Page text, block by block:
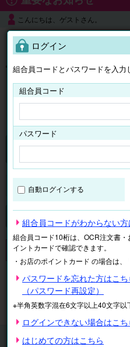
こんにちは、ゲストさん。
よくある質問
チケット
申し訳ございません。 現在、該当
マイページ 注文履歴
抽選結果
請求内容
チケット
ログイン
組合員コードとパスワードを入力
組合員コード
パスワード
自動ログインする
組合員コードがわからない方
組合員コード10桁は、OCR注文書
イントカードで確認できます。
・お店のポイントカード の場合は
パスワードを忘れた方はこち
（パスワード再設定）
※半角英数字混在6文字以上40文字以
ログインできない場合はこち
はじめての方はこちら